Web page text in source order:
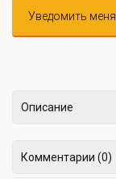
Уведомить меня
Описание
Комментарии (0)